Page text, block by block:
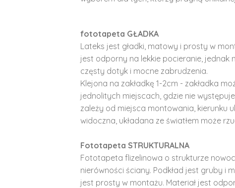
fototapeta GŁADKA
Lateks jest gładki, matowy i prosty w
jest odporny na lekkie pocieranie,
częsty dotyk i mocne zabrudzenia.
Klejona na zakładkę 1-2cm - zakładka
jednolitych miejscach, gdzie nie
zależy od miejsca montowania, kierunku
widoczna, układana ze światłem może
Fototapeta STRUKTURALNA
Fototapeta flizelinowa o strukturze
nierówności ściany. Podkład jest gruby i
jest prosty w montażu. Materiał jest